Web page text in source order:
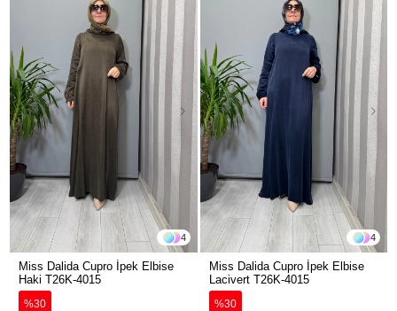
4
Miss Dalida Cupro İpek Elbise
Haki T26K-4015
%30
4
Miss Dalida Cupro İpek Elbise
Lacivert T26K-4015
%30